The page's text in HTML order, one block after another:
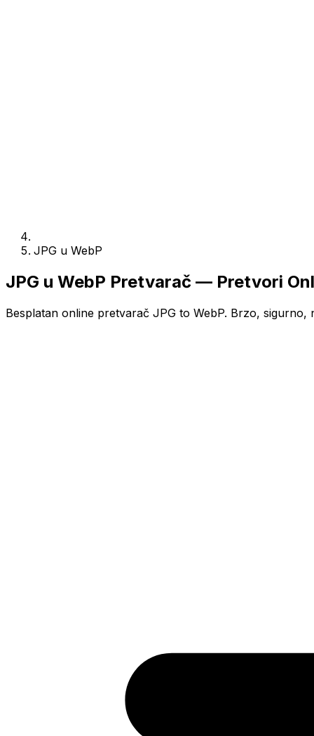
JPG u WebP
JPG u WebP Pretvarač — Pretvori
Besplatan online pretvarač JPG to WebP. Brzo, sigurno,